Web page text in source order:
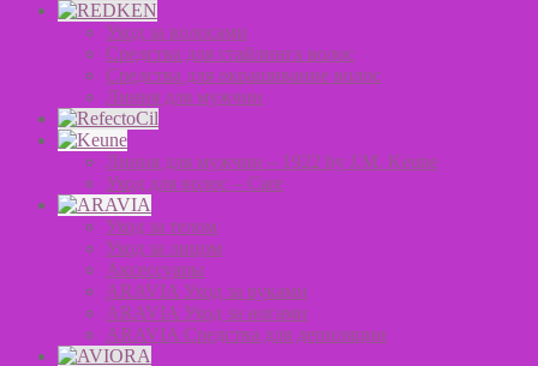
Уход за волосами
Средства для стайлинга волос
Средства для окрашивание волос
Линия для мужчин
Линия для мужчин – 1922 by J.M. Keune
Уход для волос – Сare
Уход за телом
Уход за лицом
Аксессуары
ARAVIA Уход за руками
ARAVIA Уход за ногами
ARAVIA Средства для депиляции